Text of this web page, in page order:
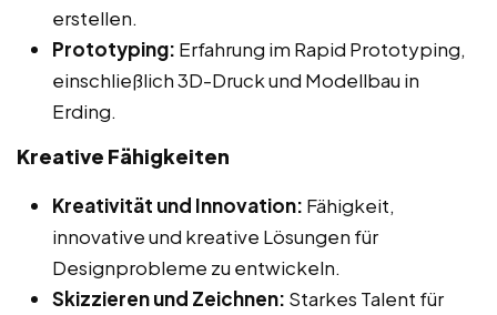
erstellen.
Prototyping: Erfahrung im Rapid Prototyping,
einschließlich 3D-Druck und Modellbau in
Erding.
Kreative Fähigkeiten
Kreativität und Innovation: Fähigkeit,
innovative und kreative Lösungen für
Designprobleme zu entwickeln.
Skizzieren und Zeichnen: Starkes Talent für